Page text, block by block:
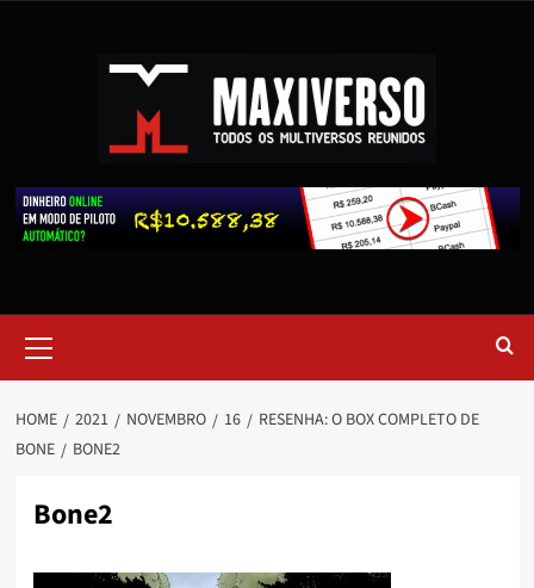
HOME 2021 NOVEMBRO 16
RESENHA: O BOX COMPLETO DE
BONE
BONE2
Bone2